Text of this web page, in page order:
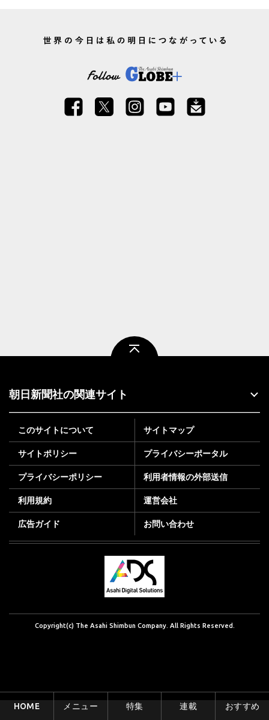
朝日新聞社の関連サイト
このサイトについて サイトマップ
サイトポリシー プライバシーポータル
プライバシーポリシー 利用者情報の外部送信
利用規約 運営会社
広告ガイド お問い合わせ
Copyright(c) The Asahi Shimbun Company. All Rights Reserved.
HOME メニュー 特集 連載 おすすめ